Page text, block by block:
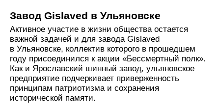
Завод Gislaved в Ульяновске
Активное участие в жизни общества остается
важной задачей и для завода Gislaved
в Ульяновске, коллектив которого в прошедшем
году присоединился к акции «Бессмертный полк».
Как и Ярославский шинный завод, ульяновское
предприятие подчеркивает приверженность
принципам патриотизма и сохранения
исторической памяти.